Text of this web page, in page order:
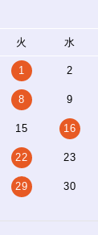
火 水
1 2
8 9
15 16
22 23
29 30